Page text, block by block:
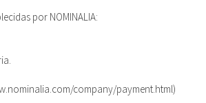
por NOMINALIA:
company/payment.html)